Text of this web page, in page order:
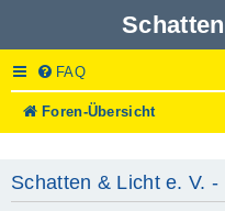
FAQ
Foren-Übersicht
Schatten & Licht e. V.